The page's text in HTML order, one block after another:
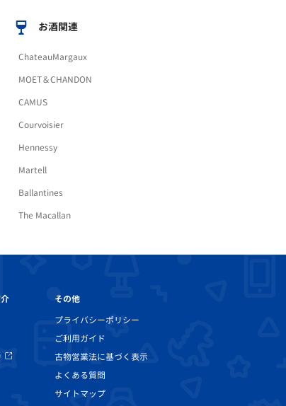
お酒関連
ChateauMargaux
MOET＆CHANDON
CAMUS
Courvoisier
Hennessy
Martell
Ballantines
The Macallan
その他
プライバシーポリシー
ご利用ガイド
古物営業法に基づく表示
よくある質問
サイトマップ